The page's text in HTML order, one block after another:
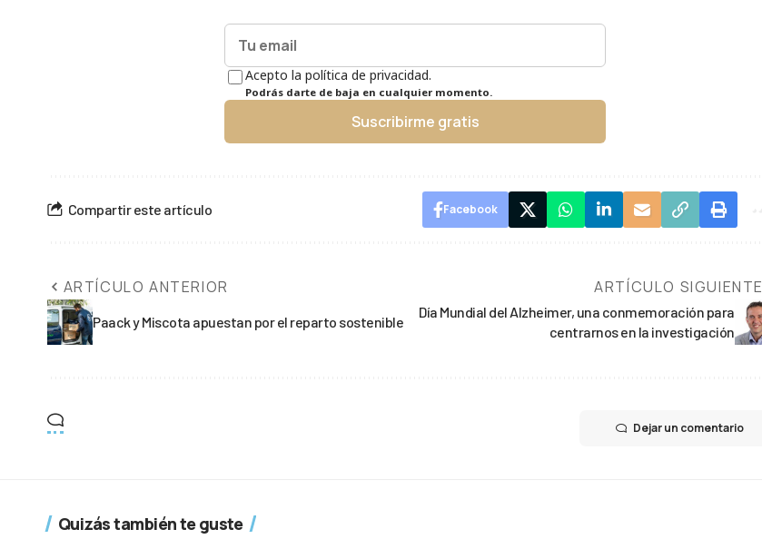
Acepto la política de privacidad.
Podrás darte de baja en cualquier momento.
Suscribirme gratis
Compartir este artículo Facebook
ARTÍCULO ANTERIOR
Paack y Miscota apuestan por el reparto sostenible
ARTÍCULO SIGUIENTE
Día Mundial del Alzheimer, una conmemoración para
centrarnos en la investigación
Dejar un comentario
Quizás también te guste